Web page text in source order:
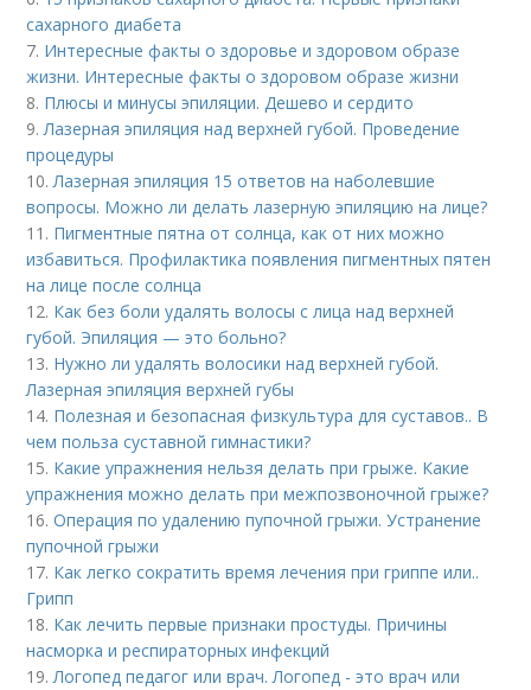
сахарного диабета
7. Интересные факты о здоровье и здоровом образе
жизни. Интересные факты о здоровом образе жизни
8. Плюсы и минусы эпиляции. Дешево и сердито
9.Лазерная эпиляция над верхней губой. Проведение
процедуры
10.Лазерная эпиляция 15 ответов на наболевшие
вопросы. Можно ли делать лазерную эпиляцию на лице?
11. Пигментные пятна от солнца, как от них можно
избавиться. Профилактика появления пигментных пятен
на лице после солнца
12. Как без боли удалять волосы с лица над верхней
губой. Эпиляция — это больно?
13. Нужно ли удалять волосики над верхней губой.
Лазерная эпиляция верхней губы
14. Полезная и безопасная физкультура для суставов.. В
чем польза суставной гимнастики?
15. Какие упражнения нельзя делать при грыже. Какие
упражнения можно делать при межпозвоночной грыже?
16.Операция по удалению пупочной грыжи. Устранение
пупочной грыжи
17. Как легко сократить время лечения при гриппе или..
Грипп
18. Как лечить первые признаки простуды. Причины
насморка и респираторных инфекций
19.Логопед педагог или врач. Логопед - это врач или